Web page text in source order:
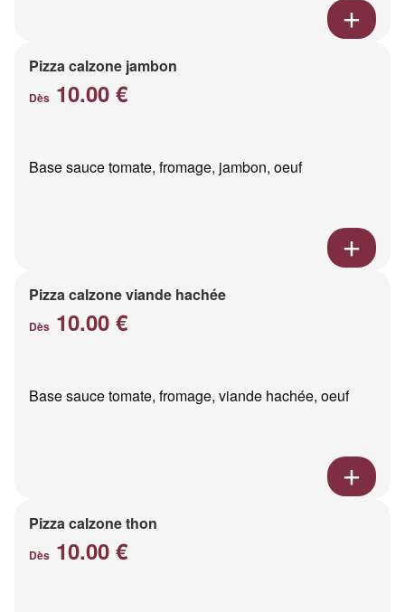
Pizza calzone jambon
Dès 10.00 €
Base sauce tomate, fromage, jambon, oeuf
Pizza calzone viande hachée
Dès 10.00 €
Base sauce tomate, fromage, viande hachée, oeuf
Pizza calzone thon
Dès 10.00 €